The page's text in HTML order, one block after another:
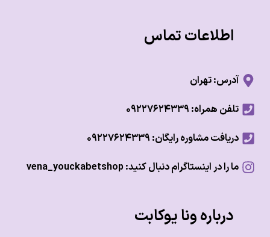
اطلاعات تماس
آدرس: تهران
تلفن همراه: ۰۹۲۲۷۶۲۴۳۳۹
دریافت مشاوره رایگان: ۰۹۲۲۷۶۲۴۳۳۹
ما را در اینستاگرام دنبال کنید: vena_youckabetshop
درباره ونا یوکابت